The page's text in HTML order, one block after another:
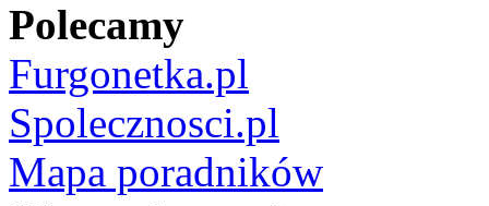
Polecamy
Furgonetka.pl
Spolecznosci.pl
Mapa poradników